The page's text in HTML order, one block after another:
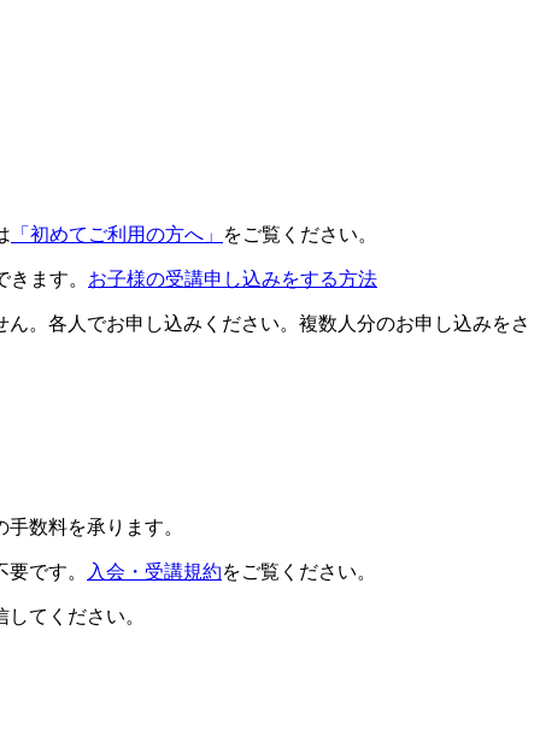
「初めてご利用の方へ」 をご覧ください。
ます。 お子様の受講申し込みをする方法
。各人でお申し込みください。複数人分のお申し込みをさ
数料を承ります。
です。 入会・受講規約をご覧ください。
てください。